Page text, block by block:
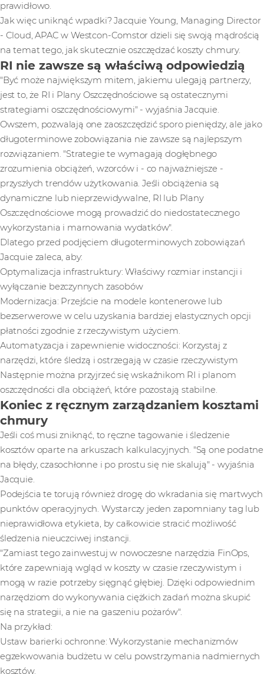
prawidłowo.
Jak więc uniknąć wpadki? Jacquie Young, Managing Director
- Cloud, APAC w Westcon-Comstor dzieli się swoją mądrością
na temat tego, jak skutecznie oszczędzać koszty chmury.
RI nie zawsze są właściwą odpowiedzią
"Być może największym mitem, jakiemu ulegają partnerzy,
jest to, że RI i Plany Oszczędnościowe są ostatecznymi
strategiami oszczędnościowymi" - wyjaśnia Jacquie.
Owszem, pozwalają one zaoszczędzić sporo pieniędzy, ale jako
długoterminowe zobowiązania nie zawsze są najlepszym
rozwiązaniem. "Strategie te wymagają dogłębnego
zrozumienia obciążeń, wzorców i - co najważniejsze -
przyszłych trendów użytkowania. Jeśli obciążenia są
dynamiczne lub nieprzewidywalne, RI lub Plany
Oszczędnościowe mogą prowadzić do niedostatecznego
wykorzystania i marnowania wydatków".
Dlatego przed podjęciem długoterminowych zobowiązań
Jacquie zaleca, aby:
Optymalizacja infrastruktury: Właściwy rozmiar instancji i
wyłączanie bezczynnych zasobów
Modernizacja: Przejście na modele kontenerowe lub
bezserwerowe w celu uzyskania bardziej elastycznych opcji
płatności zgodnie z rzeczywistym użyciem.
Automatyzacja i zapewnienie widoczności: Korzystaj z
narzędzi, które śledzą i ostrzegają w czasie rzeczywistym
Następnie można przyjrzeć się wskaźnikom RI i planom
oszczędności dla obciążeń, które pozostają stabilne.
Koniec z ręcznym zarządzaniem kosztami
chmury
Jeśli coś musi zniknąć, to ręczne tagowanie i śledzenie
kosztów oparte na arkuszach kalkulacyjnych. "Są one podatne
na błędy, czasochłonne i po prostu się nie skalują" - wyjaśnia
Jacquie.
Podejścia te torują również drogę do wkradania się martwych
punktów operacyjnych. Wystarczy jeden zapomniany tag lub
nieprawidłowa etykieta, by całkowicie stracić możliwość
śledzenia nieuczciwej instancji.
"Zamiast tego zainwestuj w nowoczesne narzędzia FinOps,
które zapewniają wgląd w koszty w czasie rzeczywistym i
mogą w razie potrzeby sięgnąć głębiej. Dzięki odpowiednim
narzędziom do wykonywania ciężkich zadań można skupić
się na strategii, a nie na gaszeniu pożarów".
Na przykład:
Ustaw barierki ochronne: Wykorzystanie mechanizmów
egzekwowania budżetu w celu powstrzymania nadmiernych
kosztów.